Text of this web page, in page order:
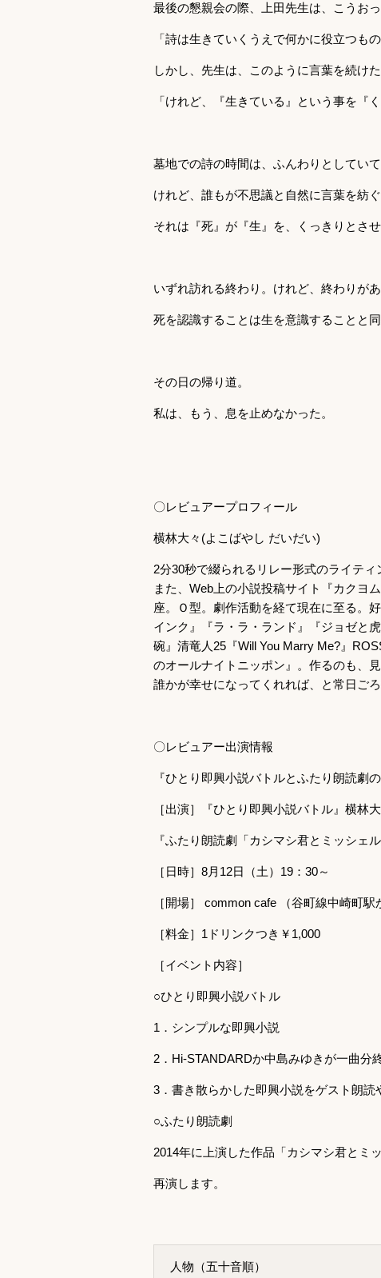
最後の懇親会の際、上田先生は、こうおっ
「詩は生きていくうえで何かに役立つも
しかし、先生は、このように言葉を続けた
「けれど、『生きている』という事を『
墓地での詩の時間は、ふんわりとしてい
けれど、誰もが不思議と自然に言葉を紡ぐ
それは『死』が『生』を、くっきりとさ
いずれ訪れる終わり。けれど、終わりが
死を認識することは生を意識することと
その日の帰り道。
私は、もう、息を止めなかった。
〇レビュアープロフィール
横林大々(よこばやし だいだい)
2分30秒で綴られるリレー形式のライテ
また、Web上の小説投稿サイト『カクヨ
座。Ｏ型。劇作活動を経て現在に至る。
インク』『ラ・ラ・ランド』『ジョゼと
碗』清竜人25『Will You Marry Me?』
のオールナイトニッポン』。作るのも、
誰かが幸せになってくれれば、と常日ごろ
〇レビュアー出演情報
『ひとり即興小説バトルとふたり朗読劇の
［出演］『ひとり即興小説バトル』横林
『ふたり朗読劇「カシマシ君とミッシェ
［日時］8月12日（土）19：30～
［開場］ common cafe （谷町線中崎町駅
［料金］1ドリンクつき￥1,000
［イベント内容］
○ひとり即興小説バトル
1．シンプルな即興小説
2．Hi-STANDARDか中島みゆきが一曲分
3．書き散らかした即興小説をゲスト朗読
○ふたり朗読劇
2014年に上演した作品「カシマシ君とミ
再演します。
人物（五十音順）